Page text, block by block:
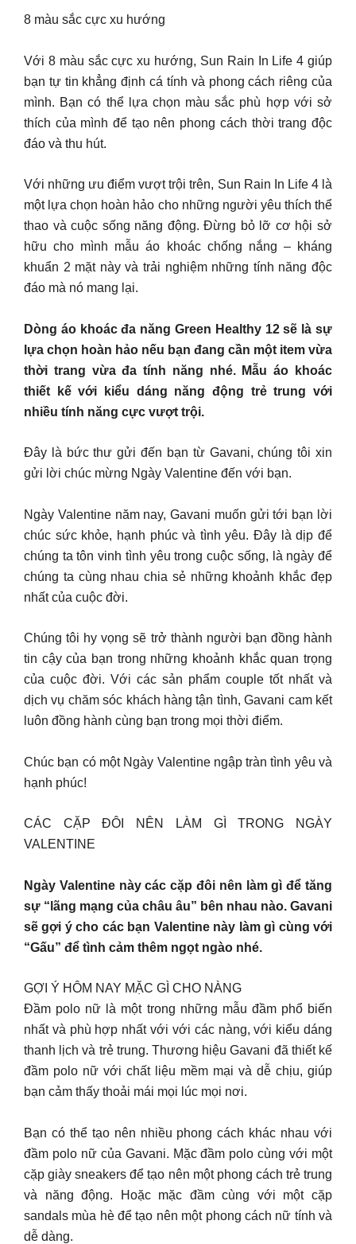
8 màu sắc cực xu hướng
Với 8 màu sắc cực xu hướng, Sun Rain In Life 4 giúp
bạn tự tin khẳng định cá tính và phong cách riêng của
mình. Bạn có thể lựa chọn màu sắc phù hợp với sở
thích của mình để tạo nên phong cách thời trang độc
đáo và thu hút.
Với những ưu điểm vượt trội trên, Sun Rain In Life 4 là
một lựa chọn hoàn hảo cho những người yêu thích thể
thao và cuộc sống năng động. Đừng bỏ lỡ cơ hội sở
hữu cho mình mẫu áo khoác chống nắng – kháng
khuẩn 2 mặt này và trải nghiệm những tính năng độc
đáo mà nó mang lại.
Dòng áo khoác đa năng Green Healthy 12 sẽ là sự
lựa chọn hoàn hảo nếu bạn đang cần một item vừa
thời trang vừa đa tính năng nhé. Mẫu áo khoác
thiết kế với kiểu dáng năng động trẻ trung với
nhiều tính năng cực vượt trội.
Đây là bức thư gửi đến bạn từ Gavani, chúng tôi xin
gửi lời chúc mừng Ngày Valentine đến với bạn.
Ngày Valentine năm nay, Gavani muốn gửi tới bạn lời
chúc sức khỏe, hạnh phúc và tình yêu. Đây là dịp để
chúng ta tôn vinh tình yêu trong cuộc sống, là ngày để
chúng ta cùng nhau chia sẻ những khoảnh khắc đẹp
nhất của cuộc đời.
Chúng tôi hy vọng sẽ trở thành người bạn đồng hành
tin cậy của bạn trong những khoảnh khắc quan trọng
của cuộc đời. Với các sản phẩm couple tốt nhất và
dịch vụ chăm sóc khách hàng tận tình, Gavani cam kết
luôn đồng hành cùng bạn trong mọi thời điểm.
Chúc bạn có một Ngày Valentine ngập tràn tình yêu và
hạnh phúc!
CÁC CẶP ĐÔI NÊN LÀM GÌ TRONG NGÀY
VALENTINE
Ngày Valentine này các cặp đôi nên làm gì để tăng
sự “lãng mạng của châu âu” bên nhau nào. Gavani
sẽ gợi ý cho các bạn Valentine này làm gì cùng với
“Gấu” để tình cảm thêm ngọt ngào nhé.
GỢI Ý HÔM NAY MẶC GÌ CHO NÀNG
Đầm polo nữ là một trong những mẫu đầm phổ biến
nhất và phù hợp nhất với với các nàng, với kiểu dáng
thanh lịch và trẻ trung. Thương hiệu Gavani đã thiết kế
đầm polo nữ với chất liệu mềm mại và dễ chịu, giúp
bạn cảm thấy thoải mái mọi lúc mọi nơi.
Bạn có thể tạo nên nhiều phong cách khác nhau với
đầm polo nữ của Gavani. Mặc đầm polo cùng với một
cặp giày sneakers để tạo nên một phong cách trẻ trung
và năng động. Hoặc mặc đầm cùng với một cặp
sandals mùa hè để tạo nên một phong cách nữ tính và
dễ dàng.